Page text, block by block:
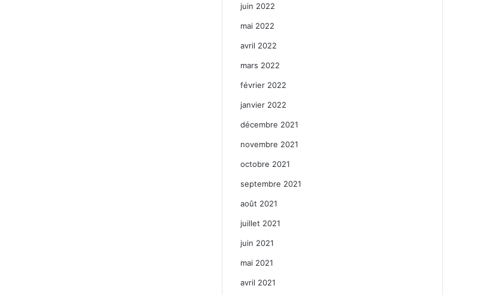
juin 2022
mai 2022
avril 2022
mars 2022
février 2022
janvier 2022
décembre 2021
novembre 2021
octobre 2021
septembre 2021
août 2021
juillet 2021
juin 2021
mai 2021
avril 2021